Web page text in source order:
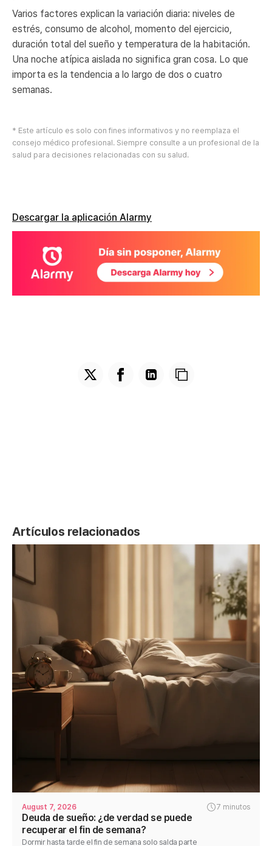
Varios factores explican la variación diaria: niveles de
estrés, consumo de alcohol, momento del ejercicio,
duración total del sueño y temperatura de la habitación.
Una noche atípica aislada no significa gran cosa. Lo que
importa es la tendencia a lo largo de dos o cuatro
semanas.
* Este artículo es solo con fines informativos y no reemplaza el
consejo médico profesional. Siempre consulte a un profesional de la
salud para decisiones relacionadas con su salud.
Descargar la aplicación Alarmy
Artículos relacionados
August 7, 2026 7 minutos
Deuda de sueño: ¿de verdad se puede
recuperar el fin de semana?
Dormir hasta tarde el fin de semana solo salda parte